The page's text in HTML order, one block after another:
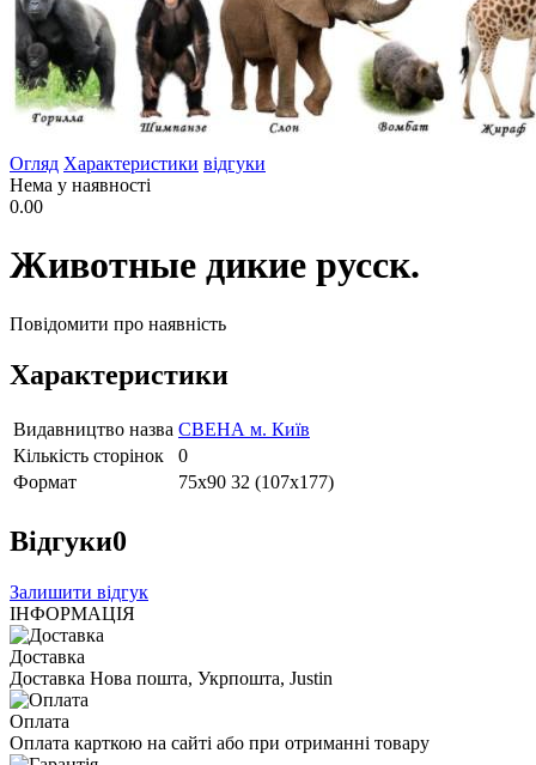
Огляд Характеристики відгуки
Нема у наявності
0.00
Животные дикие русск.
Повідомити про наявність
Характеристики
Видавництво назва СВЕНА м. Київ
Кількість сторінок
0
Формат
75х90 32 (107х177)
Відгуки0
Залишити відгук
ІНФОРМАЦІЯ
Доставка
Доставка Нова пошта, Укрпошта, Justin
Оплата
Оплата карткою на сайті або при отриманні товару